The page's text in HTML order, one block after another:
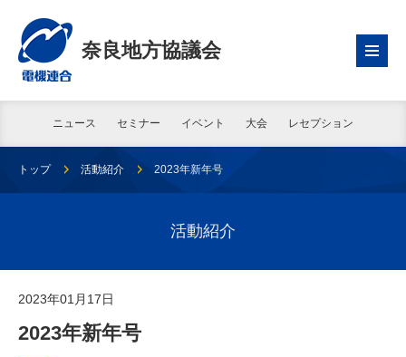
奈良地方協議会
ニュース セミナー イベント 大会 レセプション
トップ 活動紹介 2023年新年号
活動紹介
2023年01月17日
2023年新年号